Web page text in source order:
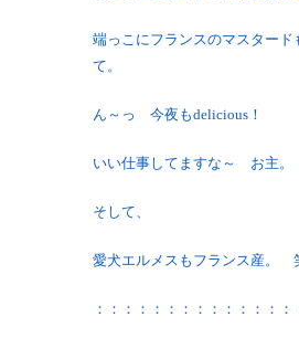
端っこにフランスのマスタード
て。
ん～っ 今夜もdelicious！
いい仕事してますな～ お主。
そして、
愛犬エルメスもフランス産。
：：：：：：：：：：：：：：